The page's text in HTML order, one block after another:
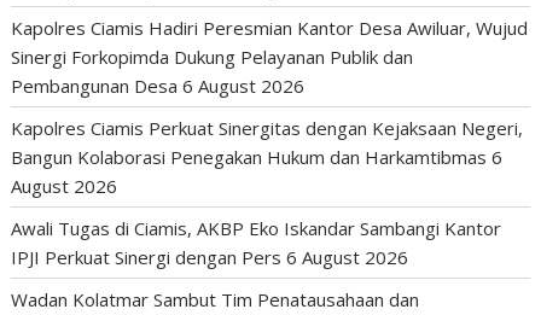
Kapolres Ciamis Hadiri Peresmian Kantor Desa Awiluar, Wujud
Sinergi Forkopimda Dukung Pelayanan Publik dan
Pembangunan Desa 6 August 2026
Kapolres Ciamis Perkuat Sinergitas dengan Kejaksaan Negeri,
Bangun Kolaborasi Penegakan Hukum dan Harkamtibmas 6
August 2026
Awali Tugas di Ciamis, AKBP Eko Iskandar Sambangi Kantor
IPJI Perkuat Sinergi dengan Pers 6 August 2026
Wadan Kolatmar Sambut Tim Penatausahaan dan